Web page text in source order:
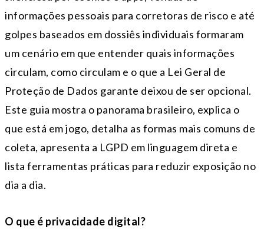
informações pessoais para corretoras de risco e até
golpes baseados em dossiês individuais formaram
um cenário em que entender quais informações
circulam, como circulam e o que a Lei Geral de
Proteção de Dados garante deixou de ser opcional.
Este guia mostra o panorama brasileiro, explica o
que está em jogo, detalha as formas mais comuns de
coleta, apresenta a LGPD em linguagem direta e
lista ferramentas práticas para reduzir exposição no
dia a dia.
O que é privacidade digital?